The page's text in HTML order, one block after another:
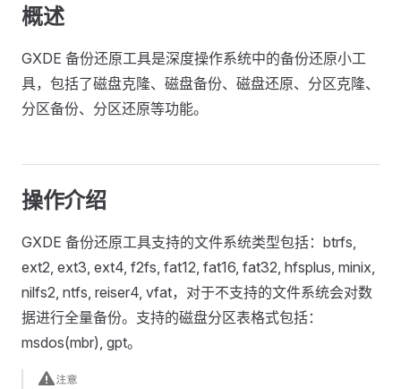
概述
GXDE 备份还原工具是深度操作系统中的备份还原小工
具，包括了磁盘克隆、磁盘备份、磁盘还原、分区克隆、
分区备份、分区还原等功能。
操作介绍
GXDE 备份还原工具支持的文件系统类型包括：btrfs,
ext2, ext3, ext4, f2fs, fat12, fat16, fat32, hfsplus, minix,
nilfs2, ntfs, reiser4, vfat，对于不支持的文件系统会对数
据进行全量备份。支持的磁盘分区表格式包括：
msdos(mbr), gpt。